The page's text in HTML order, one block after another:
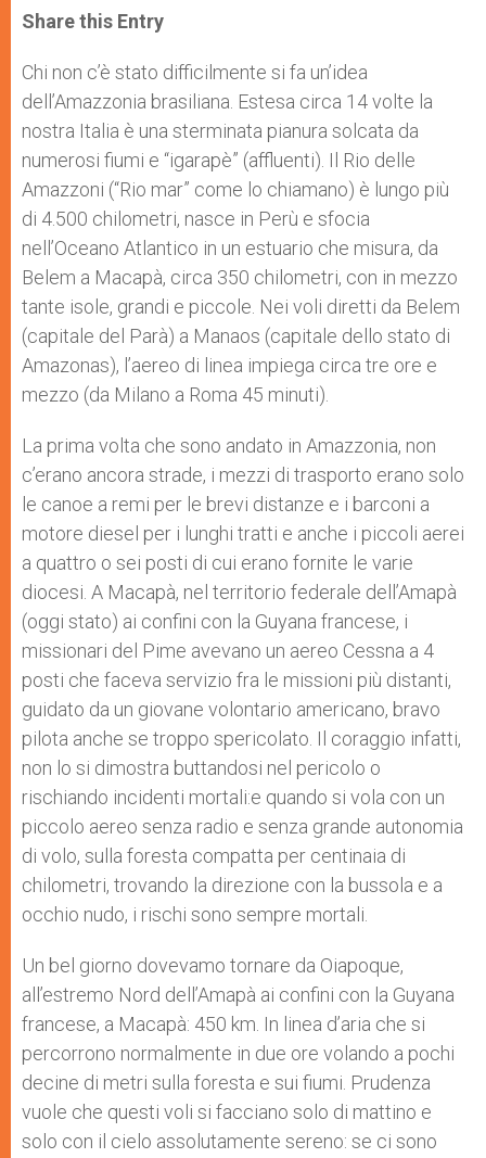
t
s
p
p
s
e
g
e
r
e
b
o
k
r
Share this Entry
Chi non c’è stato difficilmente si fa un’idea
dell’Amazzonia brasiliana. Estesa circa 14 volte la
nostra Italia è una sterminata pianura solcata da
numerosi fiumi e “igarapè” (affluenti). Il Rio delle
Amazzoni (“Rio mar” come lo chiamano) è lungo più
di 4.500 chilometri, nasce in Perù e sfocia
nell’Oceano Atlantico in un estuario che misura, da
Belem a Macapà, circa 350 chilometri, con in mezzo
tante isole, grandi e piccole. Nei voli diretti da Belem
(capitale del Parà) a Manaos (capitale dello stato di
Amazonas), l’aereo di linea impiega circa tre ore e
mezzo (da Milano a Roma 45 minuti).
La prima volta che sono andato in Amazzonia, non
c’erano ancora strade, i mezzi di trasporto erano solo
le canoe a remi per le brevi distanze e i barconi a
motore diesel per i lunghi tratti e anche i piccoli aerei
a quattro o sei posti di cui erano fornite le varie
diocesi. A Macapà, nel territorio federale dell’Amapà
(oggi stato) ai confini con la Guyana francese, i
missionari del Pime avevano un aereo Cessna a 4
posti che faceva servizio fra le missioni più distanti,
guidato da un giovane volontario americano, bravo
pilota anche se troppo spericolato. Il coraggio infatti,
non lo si dimostra buttandosi nel pericolo o
rischiando incidenti mortali:e quando si vola con un
piccolo aereo senza radio e senza grande autonomia
di volo, sulla foresta compatta per centinaia di
chilometri, trovando la direzione con la bussola e a
occhio nudo, i rischi sono sempre mortali.
Un bel giorno dovevamo tornare da Oiapoque,
all’estremo Nord dell’Amapà ai confini con la Guyana
francese, a Macapà: 450 km. In linea d’aria che si
percorrono normalmente in due ore volando a pochi
decine di metri sulla foresta e sui fiumi. Prudenza
vuole che questi voli si facciano solo di mattino e
solo con il cielo assolutamente sereno: se ci sono